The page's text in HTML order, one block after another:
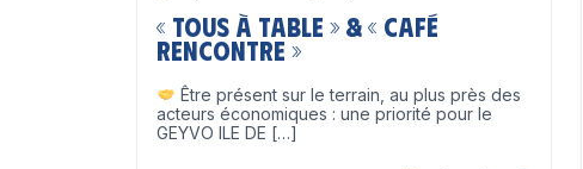
« Tous à table » & « Café
Rencontre »
Être présent sur le terrain, au plus près des
acteurs économiques : une priorité pour le
GEYVO ILE DE […]